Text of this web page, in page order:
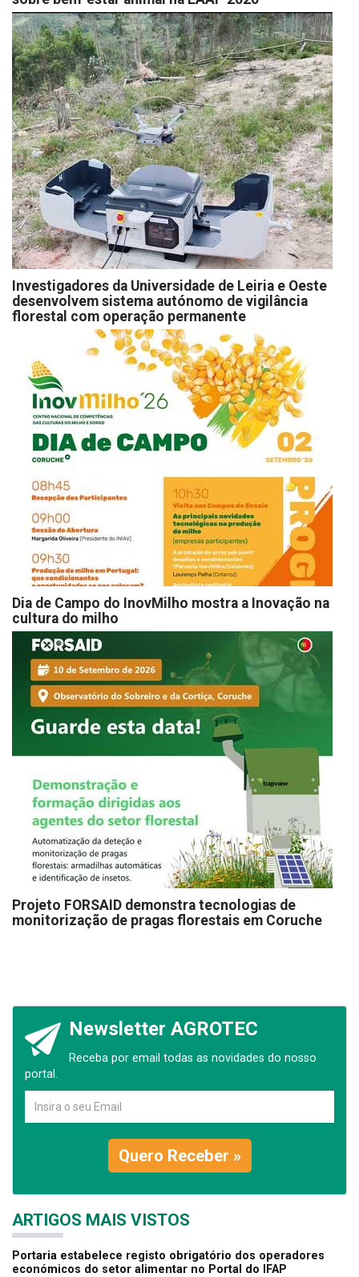
Investigadores da Universidade de Leiria e Oeste
desenvolvem sistema autónomo de vigilância
florestal com operação permanente
Dia de Campo do InovMilho mostra a Inovação na
cultura do milho
Projeto FORSAID demonstra tecnologias de
monitorização de pragas florestais em Coruche
Newsletter AGROTEC
Receba por email todas as novidades do nosso
portal.
Quero Receber »
ARTIGOS MAIS VISTOS
Portaria estabelece registo obrigatório dos operadores
económicos do setor alimentar no Portal do IFAP